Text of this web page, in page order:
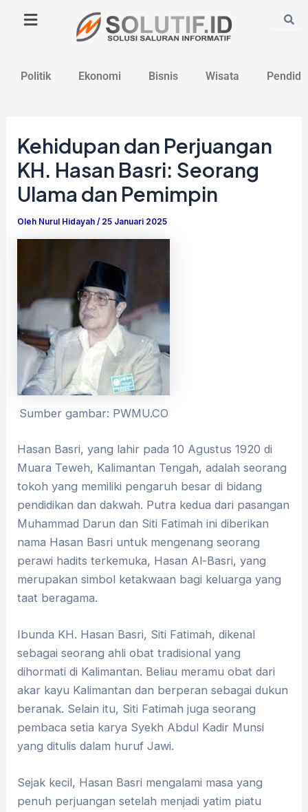
Politik Ekonomi Bisnis Wisata
Kehidupan dan Perjuangan
KH. Hasan Basri: Seorang
Ulama dan Pemimpin
Oleh Nurul Hidayah/ 25 Januari 2025
Sumber gambar: PWMU.CO
Hasan Basri, yang lahir pada 10 Agustus 1920 di
Muara Teweh, Kalimantan Tengah, adalah seorang
tokoh yang memiliki pengaruh besar di bidang
pendidikan dan dakwah. Putra kedua dari pasangan
Muhammad Darun dan Siti Fatimah ini diberikan
nama Hasan Basri untuk mengenang seorang
perawi hadits terkemuka, Hasan Al-Basri, yang
merupakan simbol ketakwaan bagi keluarga yang
taat beragama.
Ibunda KH. Hasan Basri, Siti Fatimah, dikenal
sebagai seorang ahli obat tradisional yang
dihormati di Kalimantan. Beliau meramu obat dari
akar kayu Kalimantan dan berperan sebagai dukun
beranak. Selain itu, Siti Fatimah juga seorang
pembaca setia karya Syekh Abdul Kadir Munsi
yang ditulis dalam huruf Jawi.
Sejak kecil, Hasan Basri mengalami masa yang
penuh perjuangan setelah menjadi yatim piatu
navigation